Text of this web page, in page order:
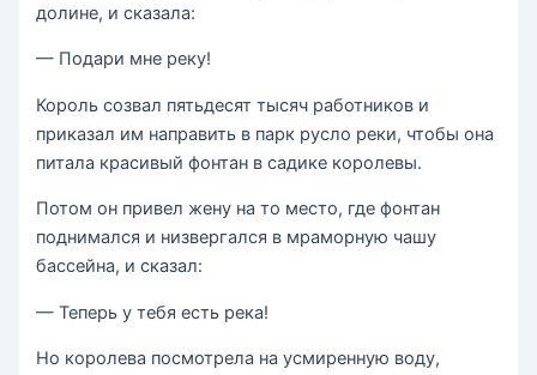
долине, и сказала:
— Подари мне реку!
Король созвал пятьдесят тысяч работников и
приказал им направить в парк русло реки, чтобы она
питала красивый фонтан в садике королевы.
Потом он привел жену на то место, где фонтан
поднимался и низвергался в мраморную чашу
бассейна, и сказал:
— Теперь у тебя есть река!
Но королева посмотрела на усмиренную воду,